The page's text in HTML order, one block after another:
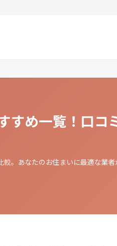
すめ一覧！口コ
。あなたのお住まいに最適な業者